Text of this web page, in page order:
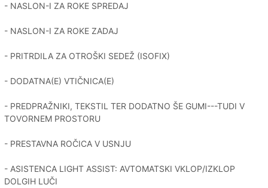
- NASLON-I ZA ROKE SPREDAJ
- NASLON-I ZA ROKE ZADAJ
- PRITRDILA ZA OTROŠKI SEDEŽ (ISOFIX)
- DODATNA(E) VTIČNICA(E)
- PREDPRAŽNIKI, TEKSTIL TER DODATNO ŠE GUMI---TUDI V
TOVORNEM PROSTORU
- PRESTAVNA ROČICA V USNJU
- ASISTENCA LIGHT ASSIST: AVTOMATSKI VKLOP/IZKLOP
DOLGIH LUČI